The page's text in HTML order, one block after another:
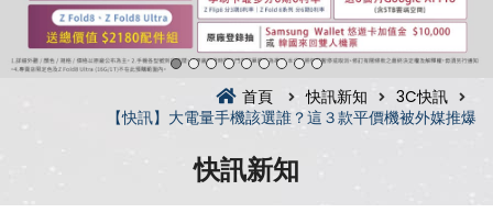
首頁 快訊新知
3C快訊
【快訊】大電量手機該選誰？這３款平價機被外媒推爆
快訊新知